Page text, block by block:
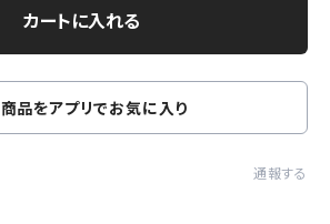
カートに入れる
商品をアプリでお気に入り
通報する